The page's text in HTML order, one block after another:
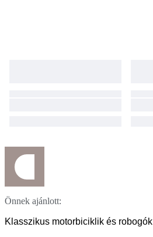
Önnek ajánlott:
Klasszikus motorbiciklik és robogók